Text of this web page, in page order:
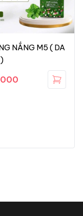
NẮNG M5 ( DA